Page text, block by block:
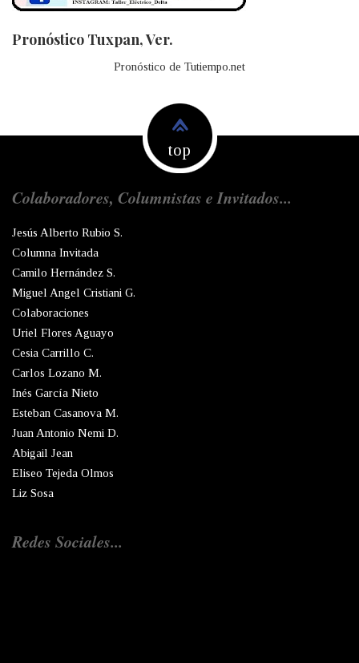
Pronóstico Tuxpan, Ver.
Pronóstico de Tutiempo.net
top
Colaboradores, Columnistas e Invitados...
Jesús Alberto Rubio S.
Columna Invitada
Camilo Hernández S.
Miguel Angel Cristiani G.
Colaboraciones
Uriel Flores Aguayo
Cesia Carrillo C.
Carlos Lozano M.
Inés García Nieto
Esteban Casanova M.
Juan Antonio Nemi D.
Abigail Jean
Eliseo Tejeda Olmos
Liz Sosa
Redes Sociales...